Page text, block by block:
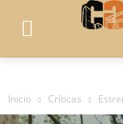
Inicio Críticas